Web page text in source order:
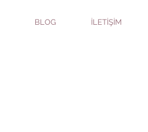
BLOG İLETİŞİM